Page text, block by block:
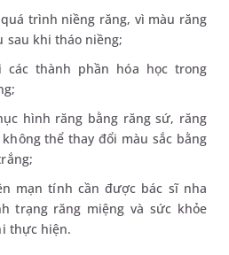
trình niềng răng, vì màu răng
sau khi tháo niềng;
thành phần hóa học trong
hình răng bằng răng sứ, răng
thể thay đổi màu sắc bằng
mạn tính cần được bác sĩ nha
trạng răng miệng và sức khỏe
thực hiện.